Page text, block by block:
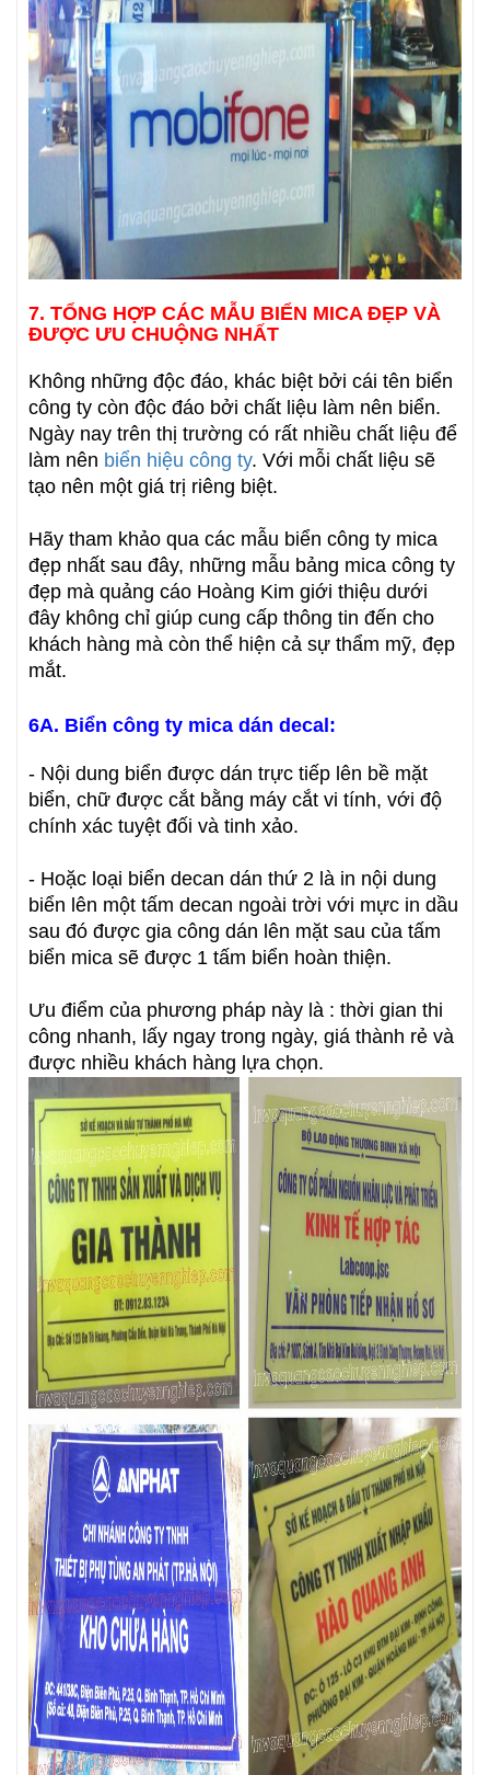
7. TỔNG HỢP CÁC MẪU BIỂN MICA ĐẸP VÀ
ĐƯỢC ƯU CHUỘNG NHẤT
Không những độc đáo, khác biệt bởi cái tên biển
công ty còn độc đáo bởi chất liệu làm nên biển.
Ngày nay trên thị trường có rất nhiều chất liệu để
làm nên biển hiệu công ty. Với mỗi chất liệu sẽ
tạo nên một giá trị riêng biệt.
Hãy tham khảo qua các mẫu biển công ty mica
đẹp nhất sau đây, những mẫu bảng mica công ty
đẹp mà quảng cáo Hoàng Kim giới thiệu dưới
đây không chỉ giúp cung cấp thông tin đến cho
khách hàng mà còn thể hiện cả sự thẩm mỹ, đẹp
mắt.
6A. Biển công ty mica dán decal:
- Nội dung biển được dán trực tiếp lên bề mặt
biển, chữ được cắt bằng máy cắt vi tính, với độ
chính xác tuyệt đối và tinh xảo.
- Hoặc loại biển decan dán thứ 2 là in nội dung
biển lên một tấm decan ngoài trời với mực in dầu
sau đó được gia công dán lên mặt sau của tấm
biển mica sẽ được 1 tấm biển hoàn thiện.
Ưu điểm của phương pháp này là : thời gian thi
công nhanh, lấy ngay trong ngày, giá thành rẻ và
được nhiều khách hàng lựa chọn.